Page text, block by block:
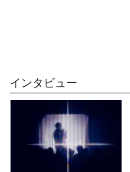
インタビュー